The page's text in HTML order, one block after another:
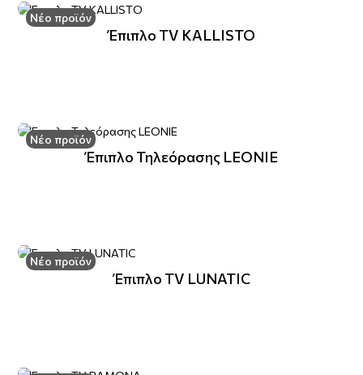
Νέο προϊόν
Έπιπλο TV KALLISTO
Νέο προϊόν
Έπιπλο Τηλεόρασης LEONIE
Νέο προϊόν
Έπιπλο TV LUNATIC